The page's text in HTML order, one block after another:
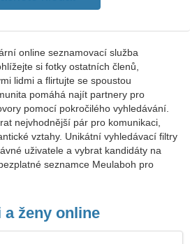
online seznamovací služba
si fotky ostatních členů,
lidmi a flirtujte se spoustou
pomáhá najít partnery pro
pomocí pokročilého vyhledávání.
nejvhodnější pár pro komunikaci,
vztahy. Unikátní vyhledávací filtry
uživatele a vybrat kandidáty na
seznamce Meulaboh pro
a ženy online